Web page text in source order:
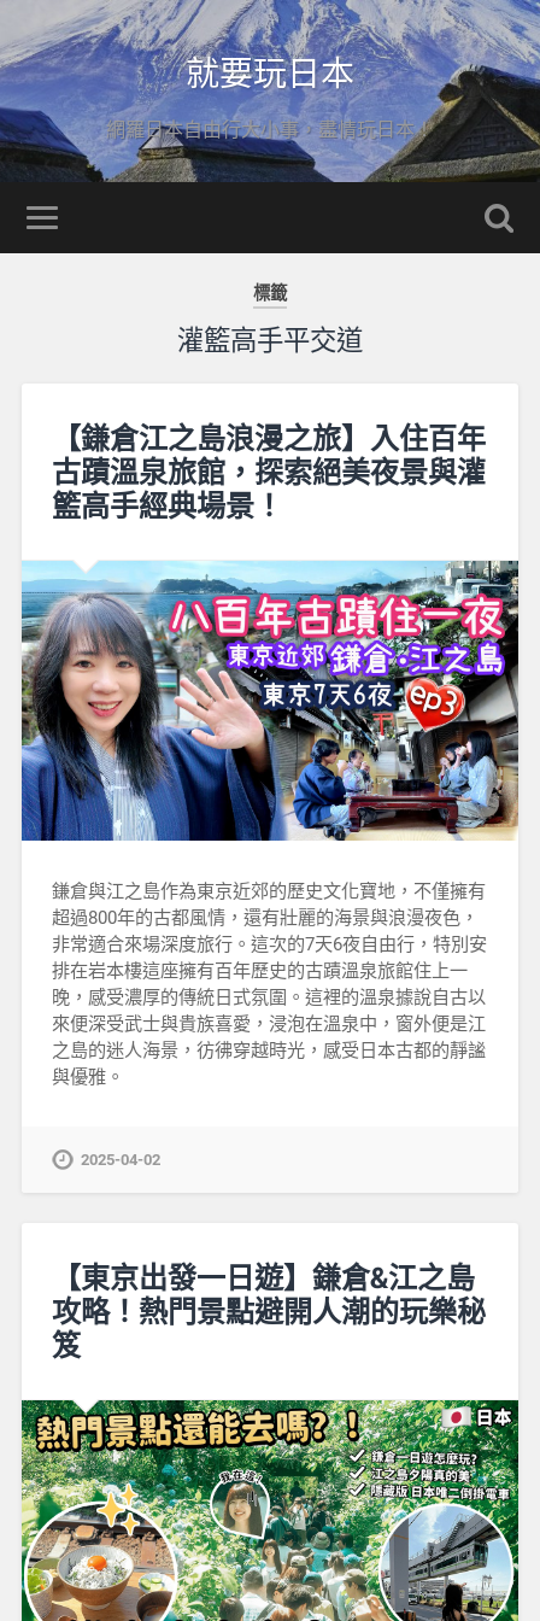
就要玩日本
網羅日本自由行大小事，盡情玩日本！
標籤
灌籃高手平交道
【鎌倉江之島浪漫之旅】入住百年
古蹟溫泉旅館，探索絕美夜景與灌
籃高手經典場景！
鎌倉與江之島作為東京近郊的歷史文化寶地，不僅擁有
超過800年的古都風情，還有壯麗的海景與浪漫夜色，
非常適合來場深度旅行。這次的7天6夜自由行，特別安
排在岩本樓這座擁有百年歷史的古蹟溫泉旅館住上一
晚，感受濃厚的傳統日式氛圍。這裡的溫泉據說自古以
來便深受武士與貴族喜愛，浸泡在溫泉中，窗外便是江
之島的迷人海景，彷彿穿越時光，感受日本古都的靜謐
與優雅。
2025-04-02
【東京出發一日遊】鎌倉&江之島
攻略！熱門景點避開人潮的玩樂秘
笈